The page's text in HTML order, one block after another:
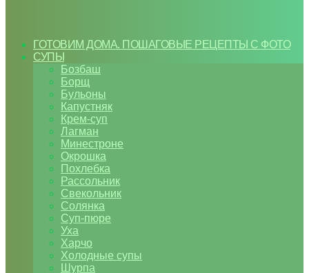
ГОТОВИМ ДОМА. ПОШАГОВЫЕ РЕЦЕПТЫ С ФОТО
СУПЫ
Бозбаш
Борщ
Бульоны
Капустняк
Крем-суп
Лагман
Минестроне
Окрошка
Похлебка
Рассольник
Свекольник
Солянка
Суп-пюре
Уха
Харчо
Холодные супы
Шурпа